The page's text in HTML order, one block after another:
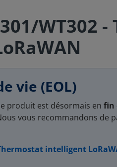
WT302
vie (EOL)
produit est désormais en fin
vous recommandons de
intelligent